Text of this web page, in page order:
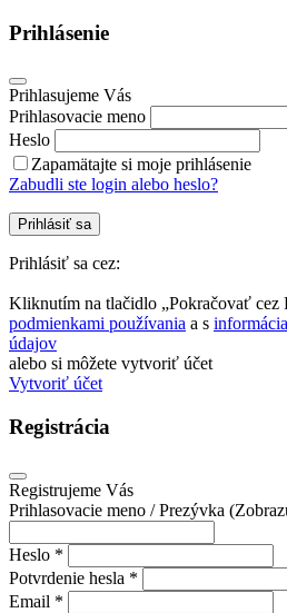
Prihlásenie
Prihlasujeme Vás
Prihlasovacie meno
Heslo
Zapamätajte si moje prihlásenie
Zabudli ste login alebo heslo?
Prihlásiť sa
Prihlásiť sa cez:
Kliknutím na tlačidlo „Pokračovať cez
podmienkami používania a s
údajov
alebo si môžete vytvoriť účet
Vytvoriť účet
Registrácia
Registrujeme Vás
Prihlasovacie meno / Prezývka
Heslo *
Potvrdenie hesla *
Email *